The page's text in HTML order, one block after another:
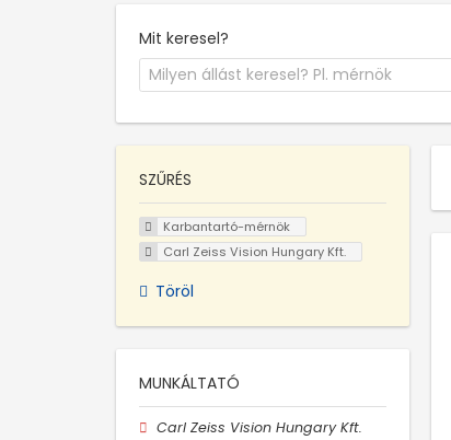
Mit keresel?
SZŰRÉS
Karbantartó-mérnök
Carl Zeiss Vision Hungary Kft.
Töröl
MUNKÁLTATÓ
Carl Zeiss Vision Hungary Kft.